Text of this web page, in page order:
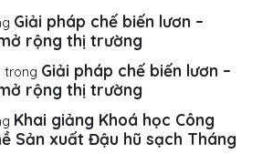
Giải pháp chế biến lươn –
rộng thị trường
trong Giải pháp chế biến lươn –
rộng thị trường
Khai giảng Khoá học Công
Sản xuất Đậu hũ sạch Tháng